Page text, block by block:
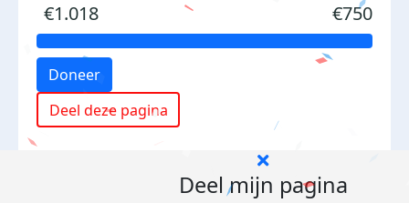
€1.018 €750
Doneer
Deel deze pagina
Deel mijn pagina